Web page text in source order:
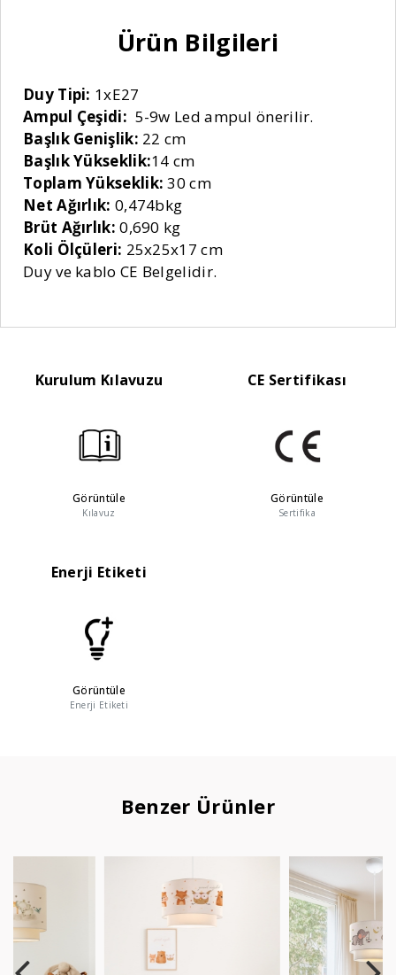
Ürün Bilgileri
Duy Tipi: 1xE27
Ampul Çeşidi: 5-9w Led ampul önerilir.
Başlık Genişlik: 22 cm
Başlık Yükseklik:14 cm
Toplam Yükseklik:30 cm
Net Ağırlık: 0,474bkg
Brüt Ağırlık: 0,690 kg
Koli Ölçüleri: 25x25x17 cm
Duy ve kablo CE Belgelidir.
Kurulum Kılavuzu
Görüntüle
Kılavuz
CE Sertifikası
Görüntüle
Sertifika
Enerji Etiketi
Görüntüle
Enerji Etiketi
Benzer Ürünler